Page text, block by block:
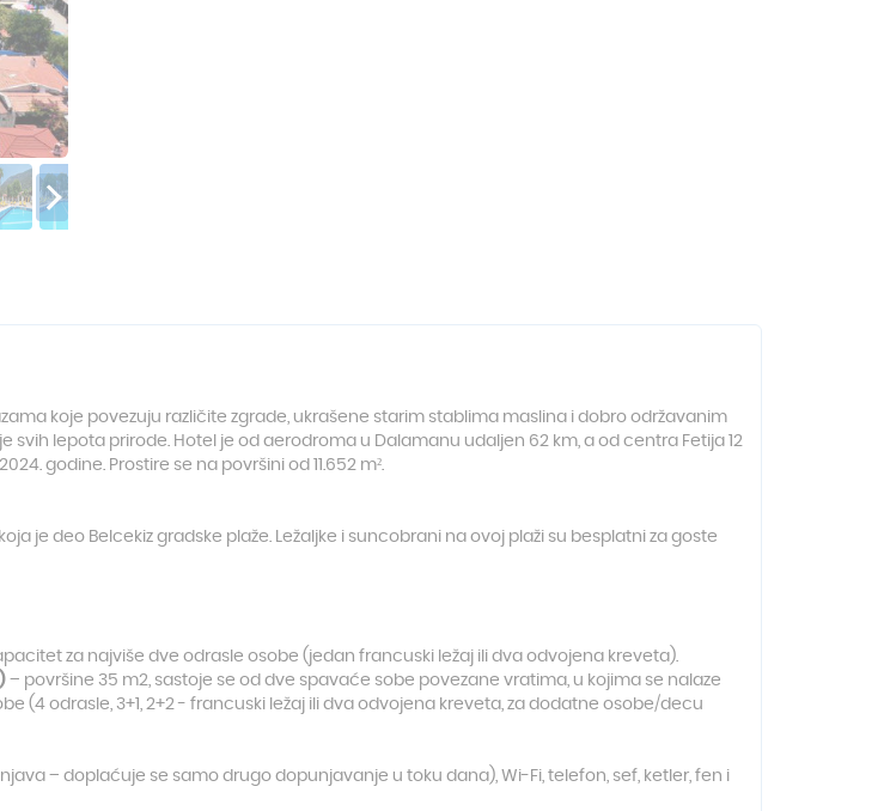
koje povezuju različite zgrade, ukrašene starim stablima maslina i dobro održavanim
svih lepota prirode. Hotel je od aerodroma u Dalamanu udaljen 62 km, a od centra Fetija 12
godine. Prostire se na površini od 11.652 m².
je deo Belcekiz gradske plaže. Ležaljke i suncobrani na ovoj plaži su besplatni za goste
za najviše dve odrasle osobe (jedan francuski ležaj ili dva odvojena kreveta).
– površine 35 m2, sastoje se od dve spavaće sobe povezane vratima, u kojima se nalaze
(4 odrasle, 3+1, 2+2 - francuski ležaj ili dva odvojena kreveta, za dodatne osobe/decu
– doplaćuje se samo drugo dopunjavanje u toku dana), Wi-Fi, telefon, sef, ketler, fen i